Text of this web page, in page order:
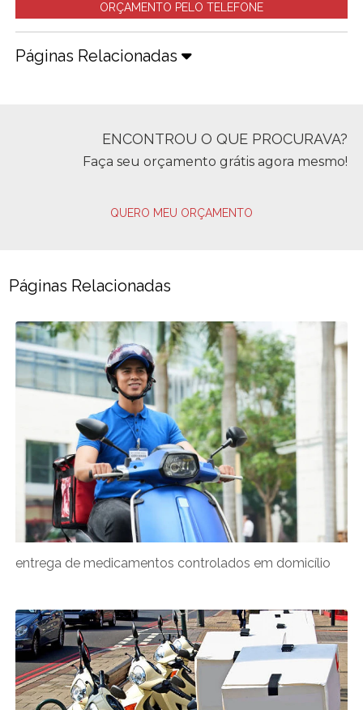
ORÇAMENTO PELO TELEFONE
Páginas Relacionadas
ENCONTROU O QUE PROCURAVA?
Faça seu orçamento grátis agora mesmo!
QUERO MEU ORÇAMENTO
Páginas Relacionadas
entrega de medicamentos controlados em domicílio